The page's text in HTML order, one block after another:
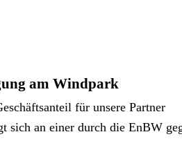
am Windpark
für unsere Partner
sich an einer durch die EnBW